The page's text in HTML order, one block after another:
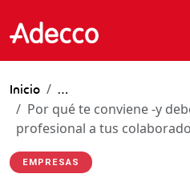
Inicio …
Por qué te conviene -y
profesional a tus
EMPRESAS